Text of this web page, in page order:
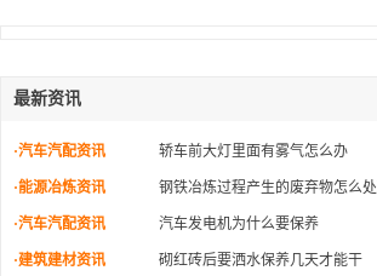
最新资讯
·汽车汽配资讯 轿车前大灯里面有雾气怎么办
·能源冶炼资讯 钢铁冶炼过程产生的废弃物怎么
·汽车汽配资讯 汽车发电机为什么要保养
·建筑建材资讯 砌红砖后要洒水保养几天才能干